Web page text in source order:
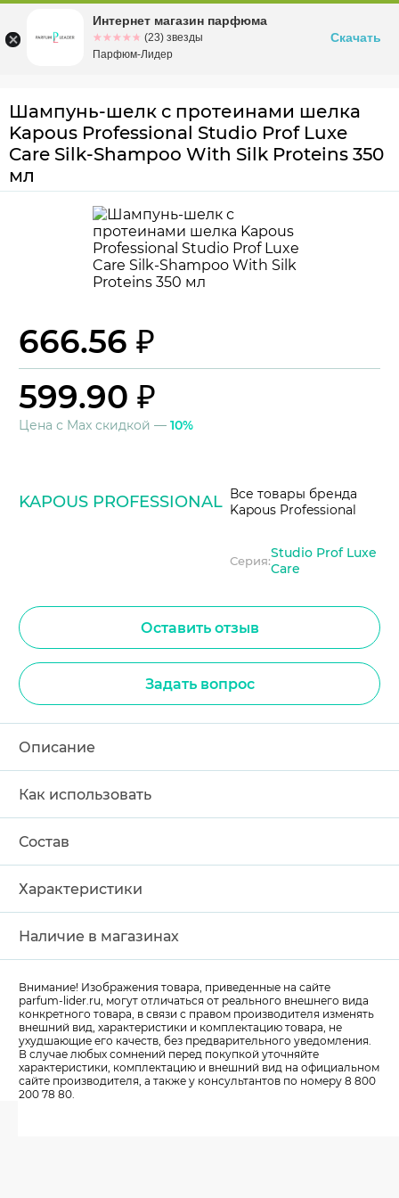
Омскул. Заозерная, 11, к. 1
Шампунь-шелк с протеинами шелка
Kapous Professional Studio Prof Luxe
Care Silk-Shampoo With Silk Proteins 350
мл
666.56 ₽
599.90 ₽
Цена с Max скидкой — 10%
KAPOUS PROFESSIONAL Все товары бренда
Kapous Professional
Серия:Studio Prof Luxe
Care
Оставить отзыв
Задать вопрос
Описание
Как использовать
Состав
Характеристики
Наличие в магазинах
Внимание! Изображения товара, приведенные на сайте
parfum-lider.ru, могут отличаться от реального внешнего вида
конкретного товара, в связи с правом производителя изменять
внешний вид, характеристики и комплектацию товара, не
ухудшающие его качеств, без предварительного уведомления.
В случае любых сомнений перед покупкой уточняйте
характеристики, комплектацию и внешний вид на официальном
сайте производителя, а также у консультантов по номеру 8 800
200 78 80.
Интернет магазин парфюма
☆☆☆☆☆
★★★★★ (23) звезды
Парфюм-Лидер
Скачать